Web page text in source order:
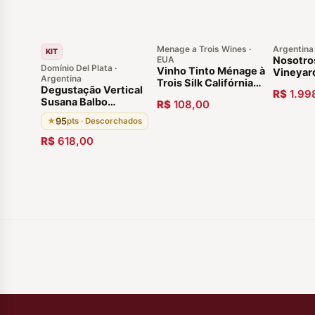
KIT
Domínio Del Plata ·
Argentina
Degustação Vertical
Susana Balbo
Signature Brioso 03
Garrafas 95 pontos
Região Agrelo, Luján
de Cuyo Agentina
★95pts · Descorchados
R$ 618,00
Menage a Trois Wines ·
EUA
Vinho Tinto Ménage à
Trois Silk Califórnia
R$ 108,00
Argentina
Caixa
R$